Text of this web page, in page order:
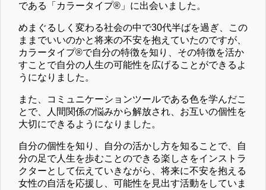
である「カラータイプ®」に出会いました。
めまぐるしく変わる社会の中で30代半ばを過ぎ、この
ままでいいのかと将来の不安を抱えていたのですが、
カラータイプ®で自分の特徴を知り、その特徴を活か
すことで自分の人生の可能性を広げることができるよ
うになりました。
また、コミュニケーションツールである色を学んだこ
とで、人間関係の悩みから解放され、お互いの個性を
大切にできるようになりました。
自分の個性を知り、自分の活かし方を知ることで、自
分の足で人生を歩むことのできる楽しさをインストラ
クターとして伝えていきながら、将来に不安を抱える
女性の自活を応援し、可能性を見出す活動をしていま